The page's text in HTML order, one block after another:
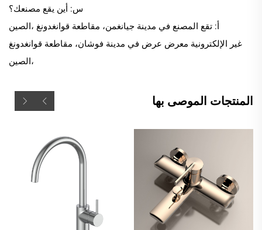
س: أين يقع مصنعك؟
أ: تقع المصنع في مدينة جيانغمن، مقاطعة قوانغدونغ ،الصين
غير الإلكترونية معرض عرض في مدينة فوشان، مقاطعة قوانغدونغ
،الصين
المنتجات الموصى بها